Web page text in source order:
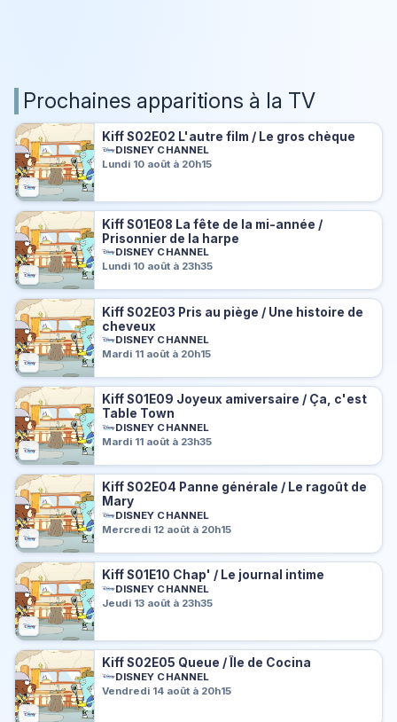
Prochaines apparitions à la TV
Kiff S02E02 L'autre film / Le gros chèque
DISNEY CHANNEL
Lundi 10 août à 20h15
Kiff S01E08 La fête de la mi-année /
Prisonnier de la harpe
DISNEY CHANNEL
Lundi 10 août à 23h35
Kiff S02E03 Pris au piège / Une histoire de
cheveux
DISNEY CHANNEL
Mardi 11 août à 20h15
Kiff S01E09 Joyeux amiversaire / Ça, c'est
Table Town
DISNEY CHANNEL
Mardi 11 août à 23h35
Kiff S02E04 Panne générale / Le ragoût de
Mary
DISNEY CHANNEL
Mercredi 12 août à 20h15
Kiff S01E10 Chap' / Le journal intime
DISNEY CHANNEL
Jeudi 13 août à 23h35
Kiff S02E05 Queue / Île de Cocina
DISNEY CHANNEL
Vendredi 14 août à 20h15